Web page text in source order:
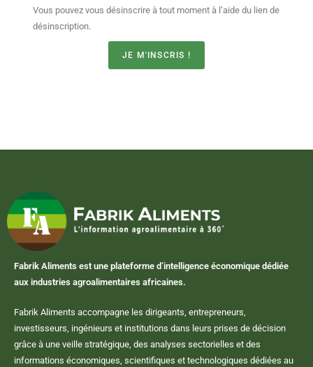
Vous pouvez vous désinscrire à tout moment à l’aide du lien de
désinscription.
JE M'INSCRIS !
Fabrik Aliments est une plateforme d’intelligence économique dédiée
aux industries agroalimentaires africaines.
Fabrik Aliments accompagne les dirigeants, entrepreneurs,
investisseurs, ingénieurs et institutions dans leurs prises de décision
grâce à une veille stratégique, des analyses sectorielles et des
informations économiques, scientifiques et technologiques dédiées au